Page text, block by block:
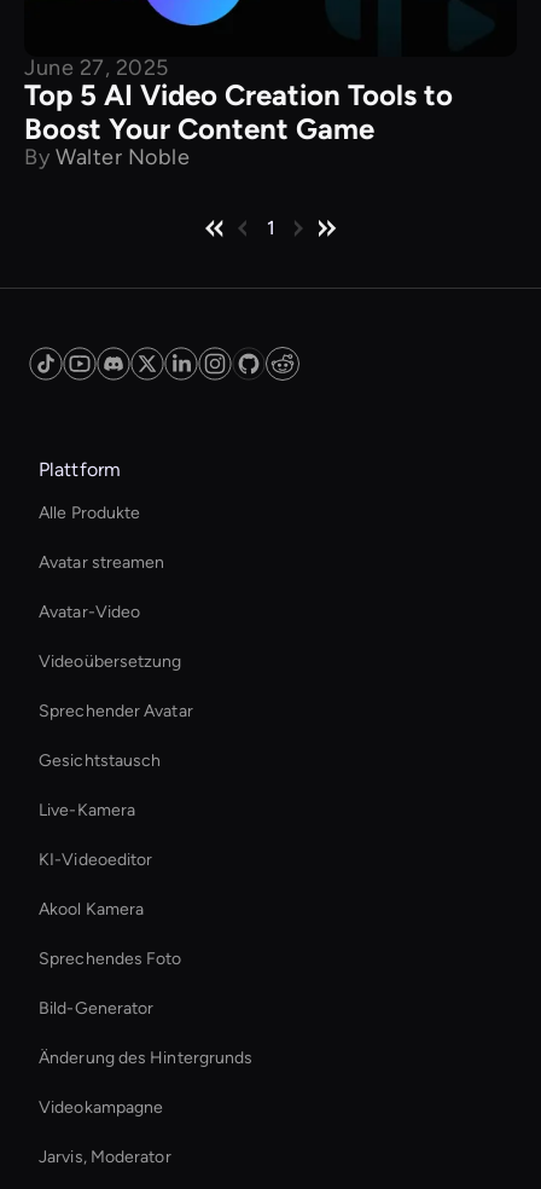
June 27, 2025
Top 5 AI Video Creation Tools to
Boost Your Content Game
By Walter Noble
1
Plattform
Alle Produkte
Avatar streamen
Avatar-Video
Videoübersetzung
Sprechender Avatar
Gesichtstausch
Live-Kamera
KI-Videoeditor
Akool Kamera
Sprechendes Foto
Bild-Generator
Änderung des Hintergrunds
Videokampagne
Jarvis, Moderator